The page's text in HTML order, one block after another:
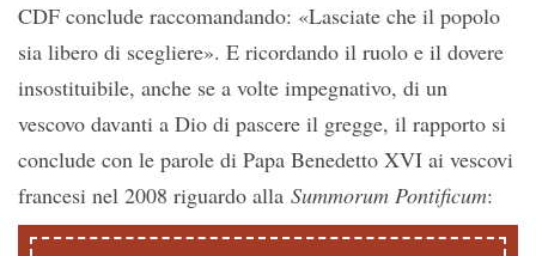
CDF conclude raccomandando: «Lasciate che il popolo
sia libero di scegliere». E ricordando il ruolo e il dovere
insostituibile, anche se a volte impegnativo, di un
vescovo davanti a Dio di pascere il gregge, il rapporto si
conclude con le parole di Papa Benedetto XVI ai vescovi
francesi nel 2008 riguardo alla Summorum Pontificum: